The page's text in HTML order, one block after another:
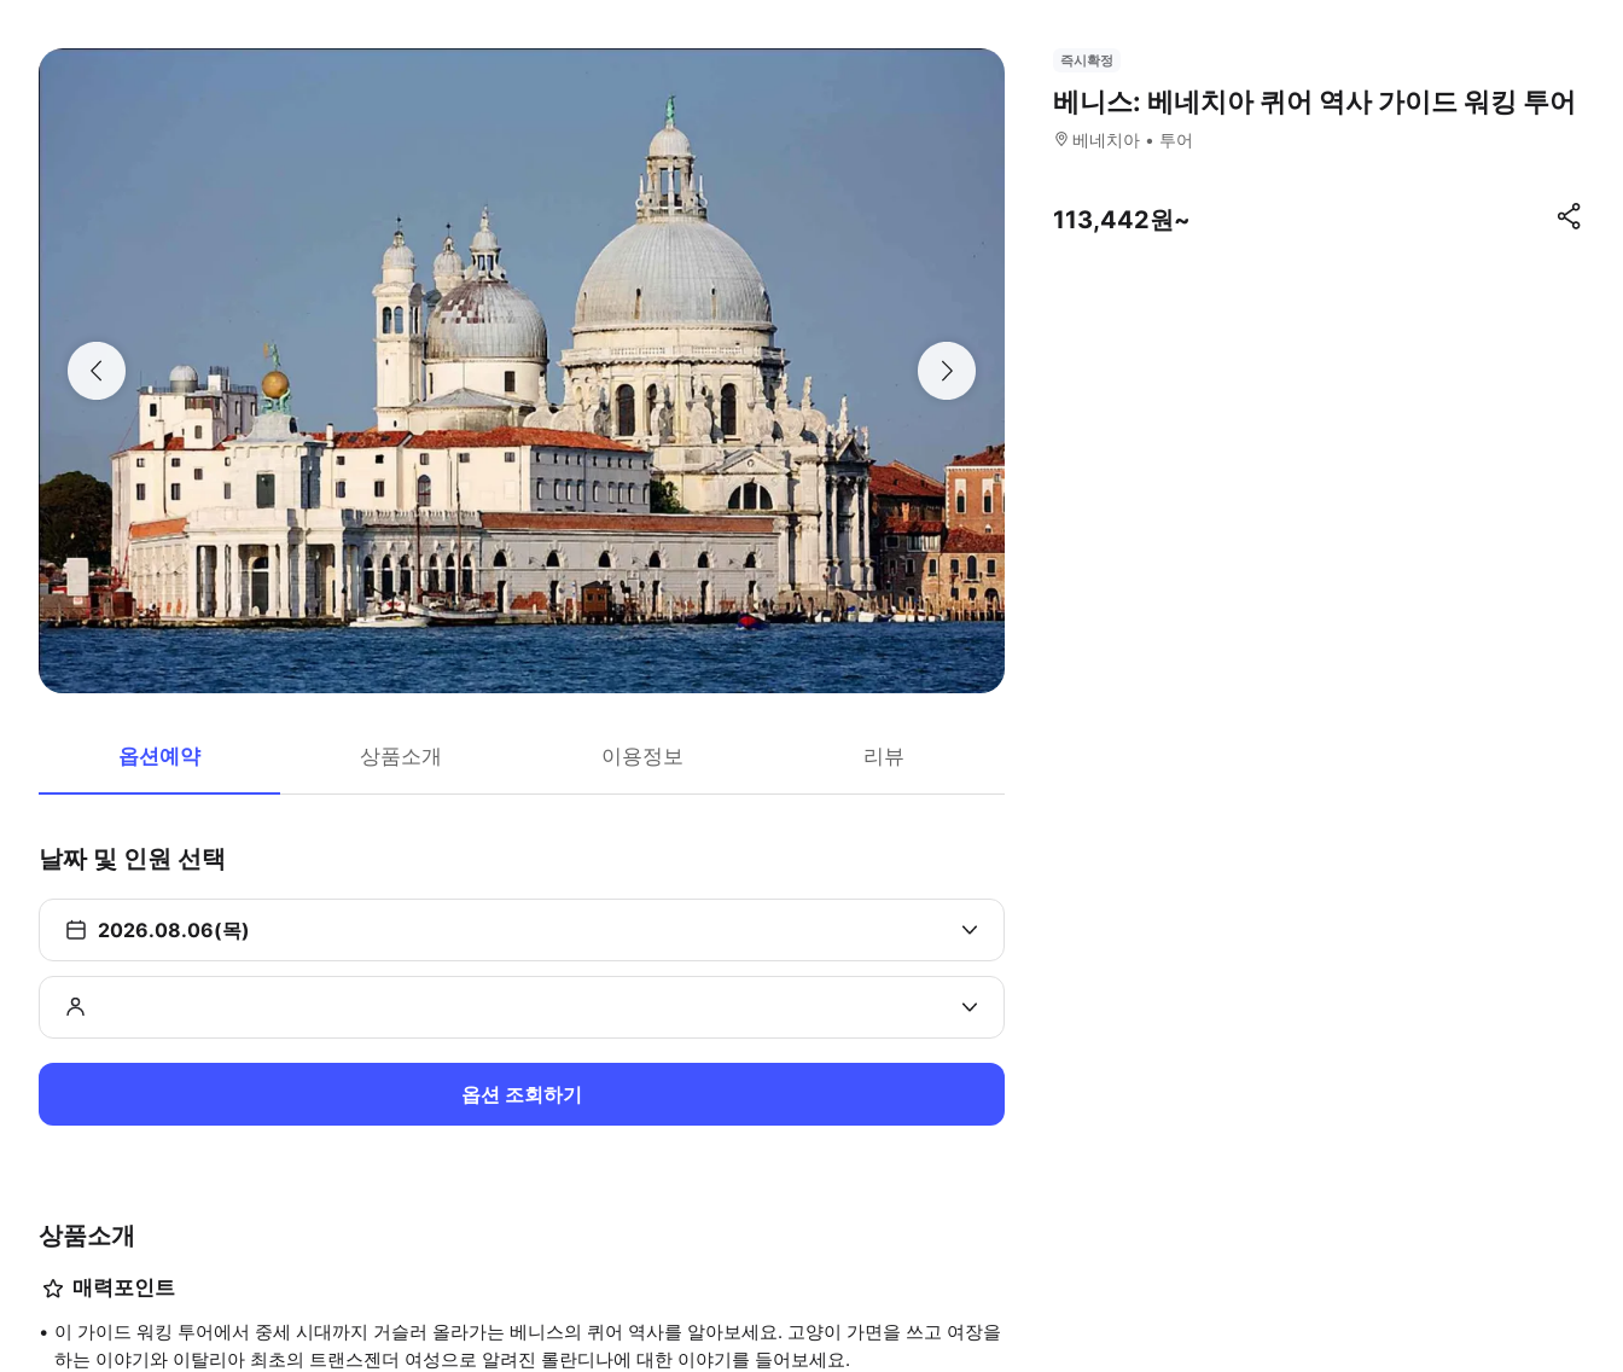
옵션예약 상품소개 이용정보 리뷰
날짜 및 인원 선택
2026.08.06(목)
옵션 조회하기
상품소개
매력포인트
이 가이드 워킹 투어에서 중세 시대까지 거슬러 올라가는 베니스의 퀴어 역사를 알아보세요. 고양이 가면을 쓰고 여장을
하는 이야기와 이탈리아 최초의 트랜스젠더 여성으로 알려진 롤란디나에 대한 이야기를 들어보세요.
즉시확정
베니스: 베네치아 퀴어 역사 가이드 워킹 투어
베네치아 투어
113,442원~